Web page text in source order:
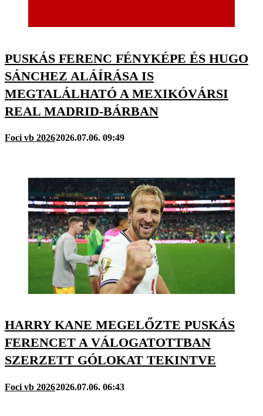
PUSKÁS FERENC FÉNYKÉPE ÉS HUGO
SÁNCHEZ ALÁÍRÁSA IS
MEGTALÁLHATÓ A MEXIKÓVÁRSI
REAL MADRID-BÁRBAN
Foci vb 20262026.07.06. 09:49
HARRY KANE MEGELŐZTE PUSKÁS
FERENCET A VÁLOGATOTTBAN
SZERZETT GÓLOKAT TEKINTVE
Foci vb 20262026.07.06. 06:43